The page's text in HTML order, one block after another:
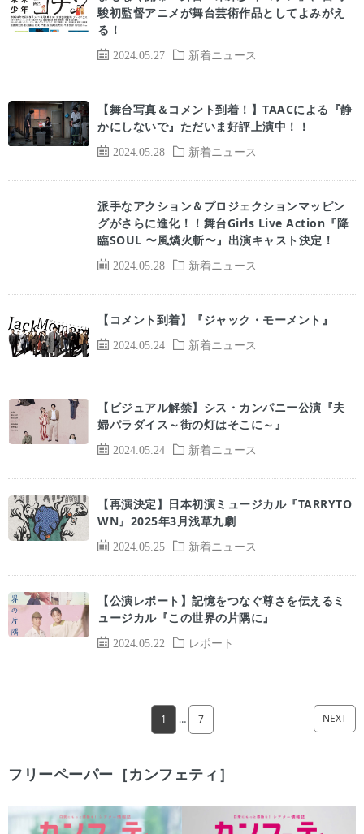
2024.05.27 新着ニュース
駿初監督アニメが舞台芸術作品としてよみがえ
る！
2024.05.28 新着ニュース
【舞台写真＆コメント到着！】TAACによる『静
かにしないで』ただいま好評上演中！！
2024.05.28 新着ニュース
派手なアクション＆プロジェクションマッピン
グがさらに進化！！舞台Girls Live Action『降
臨SOUL 〜風燐火斬〜』出演キャスト決定！
2024.05.24 新着ニュース
【コメント到着】『ジャック・モーメント』
2024.05.24 新着ニュース
【ビジュアル解禁】シス・カンパニー公演『夫
婦パラダイス～街の灯はそこに～』
2024.05.25 新着ニュース
【再演決定】⽇本初演ミュージカル『TARRYTO
WN』2025年3⽉浅草九劇
2024.05.22 レポート
【公演レポート】記憶をつなぐ尊さを伝えるミ
ュージカル『この世界の片隅に』
1 … 7 NEXT
フリーペーパー［カンフェティ］